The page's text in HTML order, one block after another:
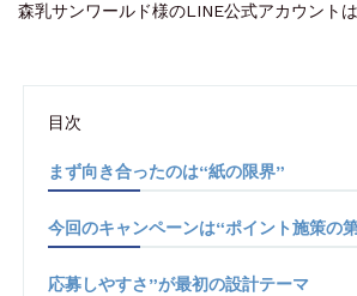
森乳サンワールド様のLINE公式アカウントは
目次
まず向き合ったのは“紙の限界”
今回のキャンペーンは“ポイント施策の
応募しやすさ”が最初の設計テーマ